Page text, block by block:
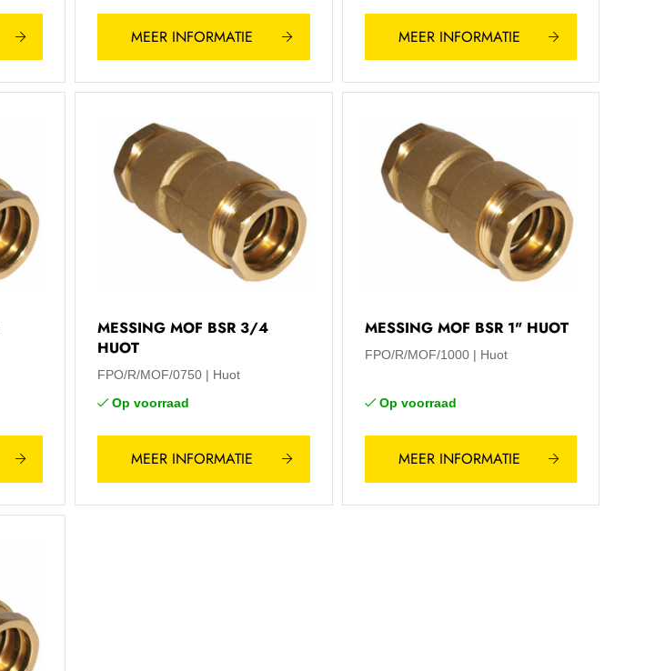
MEER INFORMATIE MEER INFORMATIE
MESSING MOF BSR 3/4
HUOT
FPO/R/MOF/0750
Huot
Op voorraad
MEER INFORMATIE
MESSING MOF BSR 1" HUOT
FPO/R/MOF/1000 Huot
Op voorraad
MEER INFORMATIE